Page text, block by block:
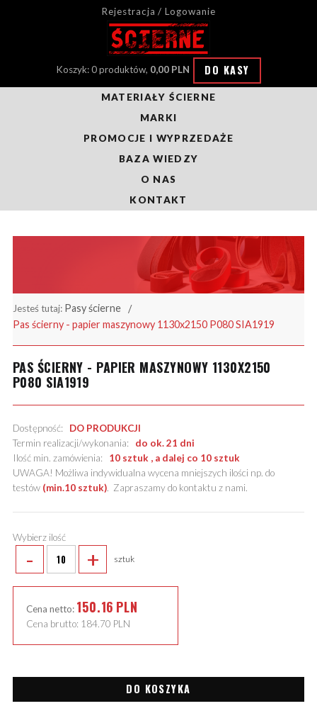
Rejestracja / Logowanie
Koszyk: 0 produktów, 0,00 PLN DO KASY
MATERIAŁY ŚCIERNE
MARKI
PROMOCJE I WYPRZEDAŻE
BAZA WIEDZY
O NAS
KONTAKT
Jesteś tutaj: Pasy ścierne
Pas ścierny - papier maszynowy 1130x2150 P080 SIA1919
PAS ŚCIERNY - PAPIER MASZYNOWY 1130X2150
P080 SIA1919
Dostępność: DO PRODUKCJI
Termin realizacji/wykonania: do ok. 21 dni
Ilość min. zamówienia: 10 sztuk , a dalej co 10 sztuk
UWAGA! Możliwa indywidualna wycena mniejszych ilości np. do
testów (min.10 sztuk). Zapraszamy do kontaktu z nami.
Wybierz ilość
- + sztuk
Cena netto: 150.16 PLN
Cena brutto: 184.70 PLN
DO KOSZYKA